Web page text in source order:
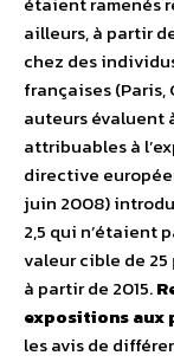
ailleurs, à partir
chez des
françaises (Paris,
auteurs évaluent
attribuables à
directive
juin 2008)
2,5 qui n’étaient
valeur cible de
à partir de 2015.
expositions
les avis de